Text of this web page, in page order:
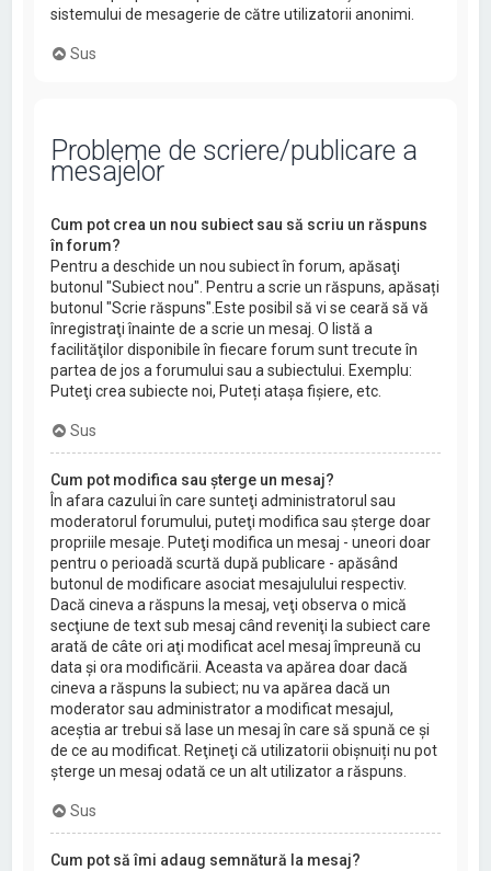
sistemului de mesagerie de către utilizatorii anonimi.
Sus
Probleme de scriere/publicare a
mesajelor
Cum pot crea un nou subiect sau să scriu un răspuns
în forum?
Pentru a deschide un nou subiect în forum, apăsaţi
butonul "Subiect nou". Pentru a scrie un răspuns, apăsați
butonul "Scrie răspuns".Este posibil să vi se ceară să vă
înregistraţi înainte de a scrie un mesaj. O listă a
facilităţilor disponibile în fiecare forum sunt trecute în
partea de jos a forumului sau a subiectului. Exemplu:
Puteţi crea subiecte noi, Puteți atașa fișiere, etc.
Sus
Cum pot modifica sau şterge un mesaj?
În afara cazului în care sunteţi administratorul sau
moderatorul forumului, puteţi modifica sau şterge doar
propriile mesaje. Puteţi modifica un mesaj - uneori doar
pentru o perioadă scurtă după publicare - apăsând
butonul de modificare asociat mesajulului respectiv.
Dacă cineva a răspuns la mesaj, veţi observa o mică
secţiune de text sub mesaj când reveniţi la subiect care
arată de câte ori aţi modificat acel mesaj împreună cu
data şi ora modificării. Aceasta va apărea doar dacă
cineva a răspuns la subiect; nu va apărea dacă un
moderator sau administrator a modificat mesajul,
aceştia ar trebui să lase un mesaj în care să spună ce şi
de ce au modificat. Reţineţi că utilizatorii obișnuiți nu pot
şterge un mesaj odată ce un alt utilizator a răspuns.
Sus
Cum pot să îmi adaug semnătură la mesaj?